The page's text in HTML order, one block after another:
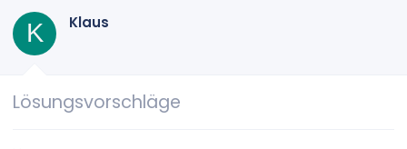
o
K Klaus
Lösungsvorschläge